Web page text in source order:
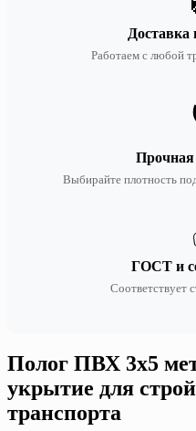
Работаем с любой
Выбирайте плотность
ГОСТ и
Соответствует
Полог ПВХ 3х5
укрытие для
транспорта